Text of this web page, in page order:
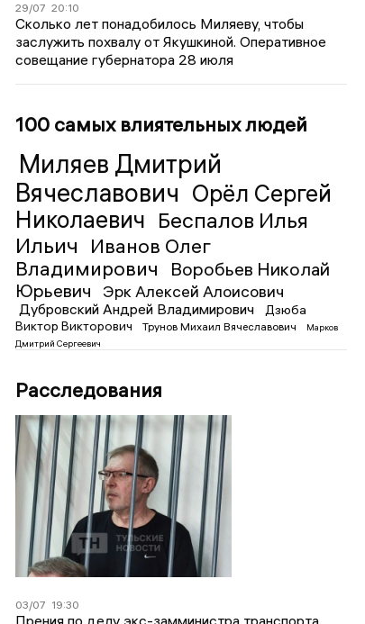
29/07 20:10
Сколько лет понадобилось Миляеву, чтобы
заслужить похвалу от Якушкиной. Оперативное
совещание губернатора 28 июля
100 самых влиятельных людей
Миляев Дмитрий
Вячеславович Орёл Сергей
Николаевич Беспалов Илья
Ильич
Иванов Олег
Владимирович
Воробьев Николай
Юрьевич
Эрк Алексей Алоисович
Дубровский Андрей Владимирович
Дзюба
Виктор Викторович
Трунов Михаил Вячеславович
Марков
Дмитрий Сергеевич
Расследования
03/07 19:30
Прения по делу экс-замминистра транспорта